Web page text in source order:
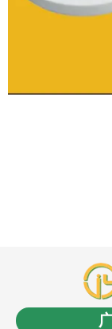
商盟成员：云
电缆桥架 无人